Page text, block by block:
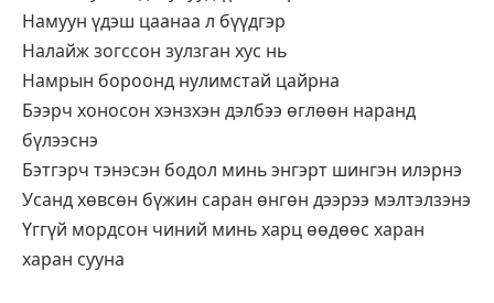
Намуун үдэш цаанаа л бүүдгэр
Налайж зогссон зулзган хус нь
Намрын бороонд нулимстай цайрна
Бээрч хоносон хэнзхэн дэлбээ өглөөн наранд
бүлээснэ
Бэтгэрч тэнэсэн бодол минь энгэрт шингэн илэрнэ
Усанд хөвсөн бүжин саран өнгөн дээрээ мэлтэлзэнэ
Үггүй мордсон чиний минь харц өөдөөс харан
харан сууна